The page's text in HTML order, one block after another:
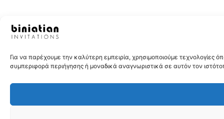
Για να παρέχουμε την καλύτερη εμπειρία, χρησιμοποιούμε
συμπεριφορά περιήγησης ή μοναδικά αναγνωριστικά σε αυτόν τον